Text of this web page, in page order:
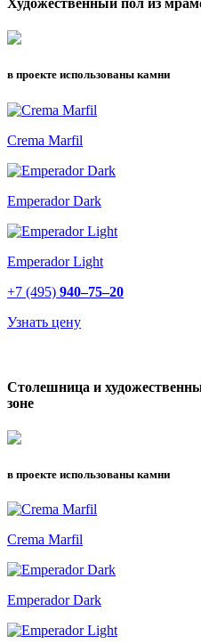
в проекте использованы камни
Crema Marfil
Emperador Dark
Emperador Light
+7 (495) 940–75–20
Узнать цену
Столешница и
зоне
в проекте использованы камни
Crema Marfil
Emperador Dark